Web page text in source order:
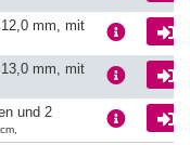
mm, mit
mm, mit
und 2